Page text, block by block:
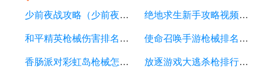
少前夜战攻略（少前夜战22） 绝地求生新手攻略视频（绝地求生新手教程视频）
和平精英枪械伤害排名（和平精英枪械伤害排行2021） 使命召唤手游枪械排名（使命召唤手游用什么枪好）
香肠派对彩虹岛枪械怎么选择（香肠派对彩虹岛哪里有圣剑） 放逐游戏大逃杀枪排行（大逃杀游戏排行榜）